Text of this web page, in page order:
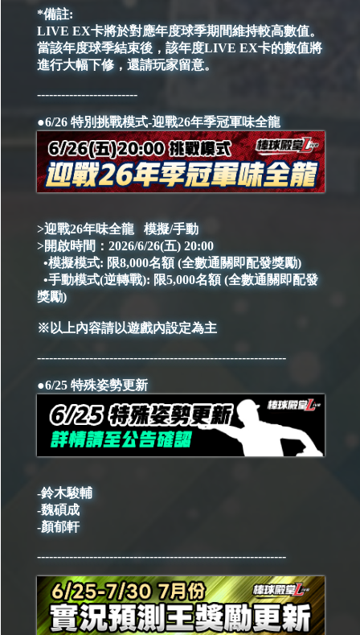
*備註:
LIVE EX卡將於對應年度球季期間維持較高數值。
當該年度球季結束後，該年度LIVE EX卡的數值將
進行大幅下修，還請玩家留意。
-------------------------
●6/26 特別挑戰模式-迎戰26年季冠軍味全龍
>迎戰26年味全龍 模擬/手動
>開啟時間：2026/6/26(五) 20:00
•模擬模式: 限8,000名額 (全數通關即配發獎勵)
•手動模式(逆轉戰): 限5,000名額 (全數通關即配發
獎勵)
※以上內容請以遊戲內設定為主
--------------------------------------------------------------
●6/25 特殊姿勢更新
-鈴木駿輔
-魏碩成
-顏郁軒
--------------------------------------------------------------